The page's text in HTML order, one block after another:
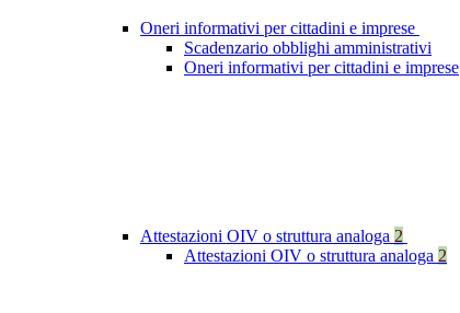
Oneri informativi per cittadini e imprese
Scadenzario obblighi amministrativi
Oneri informativi per cittadini e imprese
Attestazioni OIV o struttura analoga 2
Attestazioni OIV o struttura analoga 2